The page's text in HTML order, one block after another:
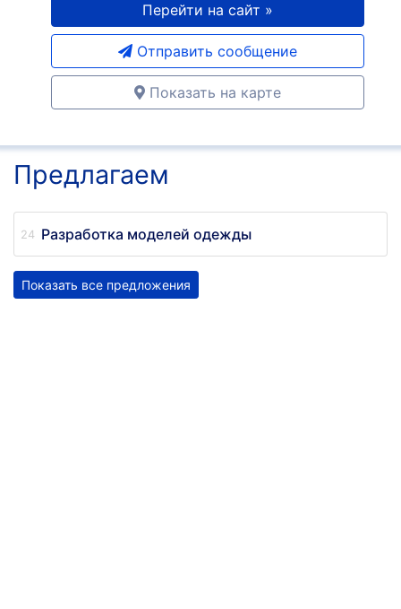
Перейти на сайт »
Отправить сообщение
Показать на карте
Предлагаем
Разработка моделей одежды
Показать все предложения